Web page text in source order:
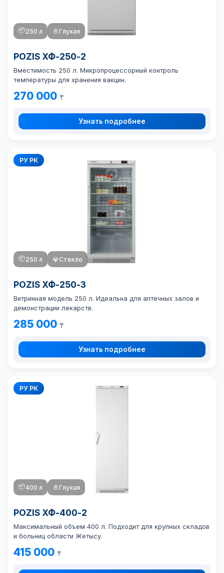
📦250 л 🚪 Глухая
POZIS ХФ-250-2
Вместимость 250 л. Микропроцессорный контроль
температуры для хранения вакцин.
270 000 ₸
Узнать подробнее
РУ РК
📦250 л 💎Стекло
POZIS ХФ-250-3
Витринная модель 250 л. Идеальна для аптечных залов и
демонстрации лекарств.
285 000 ₸
Узнать подробнее
РУ РК
📦400 л 🚪 Глухая
POZIS ХФ-400-2
Максимальный объем 400 л. Подходит для крупных складов
и больниц области Жетысу.
415 000 ₸